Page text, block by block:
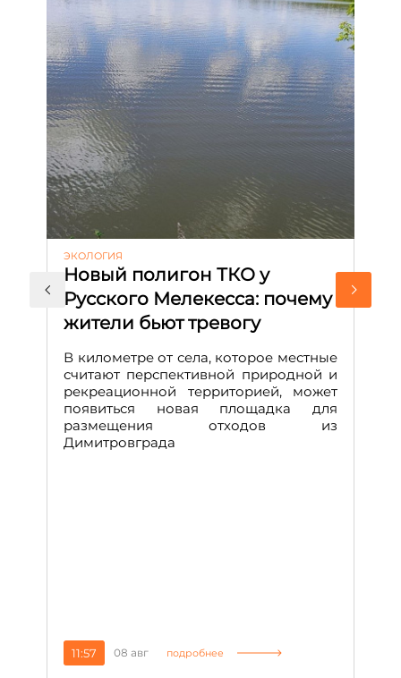
ЭКОЛОГИЯ
Новый полигон ТКО у
Русского Мелекесса: почему
жители бьют тревогу
В километре от села, которое местные
считают перспективной природной и
рекреационной территорией, может
появиться новая площадка для
размещения отходов из
Димитровграда
11:57 08 авг подробнее